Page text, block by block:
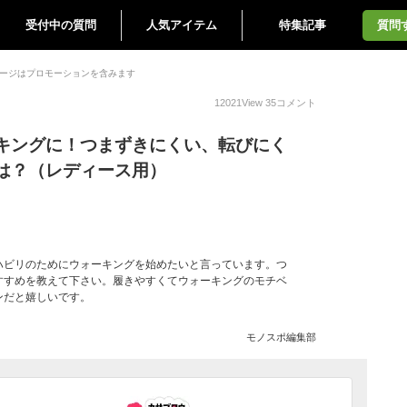
受付中の質問 人気アイテム 特集記事 質問
ジはプロモーションを含みます
12021View 35コメント
ングに！つまずきにくい、転びにく
？（レディース用）
リのためにウォーキングを始めたいと言っています。つ
めを教えて下さい。履きやすくてウォーキングのモチベ
と嬉しいです。
モノスポ編集部